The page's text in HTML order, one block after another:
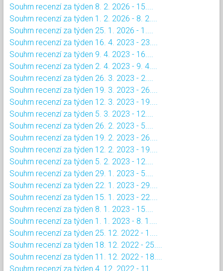
Souhrn recenzí za týden 8. 2. 2026 - 15....
Souhrn recenzí za týden 1. 2. 2026 - 8. 2....
Souhrn recenzí za týden 25. 1. 2026 - 1....
Souhrn recenzí za týden 16. 4. 2023 - 23....
Souhrn recenzí za týden 9. 4. 2023 - 16....
Souhrn recenzí za týden 2. 4. 2023 - 9. 4....
Souhrn recenzí za týden 26. 3. 2023 - 2....
Souhrn recenzí za týden 19. 3. 2023 - 26....
Souhrn recenzí za týden 12. 3. 2023 - 19....
Souhrn recenzí za týden 5. 3. 2023 - 12....
Souhrn recenzí za týden 26. 2. 2023 - 5....
Souhrn recenzí za týden 19. 2. 2023 - 26....
Souhrn recenzí za týden 12. 2. 2023 - 19....
Souhrn recenzí za týden 5. 2. 2023 - 12....
Souhrn recenzí za týden 29. 1. 2023 - 5....
Souhrn recenzí za týden 22. 1. 2023 - 29....
Souhrn recenzí za týden 15. 1. 2023 - 22....
Souhrn recenzí za týden 8. 1. 2023 - 15....
Souhrn recenzí za týden 1. 1. 2023 - 8. 1....
Souhrn recenzí za týden 25. 12. 2022 - 1....
Souhrn recenzí za týden 18. 12. 2022 - 25....
Souhrn recenzí za týden 11. 12. 2022 - 18....
Souhrn recenzí za týden 4. 12. 2022 - 11....